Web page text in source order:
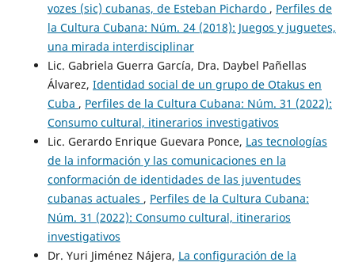
vozes (sic) cubanas, de Esteban Pichardo , Perfiles de
la Cultura Cubana: Núm. 24 (2018): Juegos y juguetes,
una mirada interdisciplinar
Lic. Gabriela Guerra García, Dra. Daybel Pañellas
Álvarez, Identidad social de un grupo de Otakus en
Cuba , Perfiles de la Cultura Cubana: Núm. 31 (2022):
Consumo cultural, itinerarios investigativos
Lic. Gerardo Enrique Guevara Ponce, Las tecnologías
de la información y las comunicaciones en la
conformación de identidades de las juventudes
cubanas actuales , Perfiles de la Cultura Cubana:
Núm. 31 (2022): Consumo cultural, itinerarios
investigativos
Dr. Yuri Jiménez Nájera, La configuración de la